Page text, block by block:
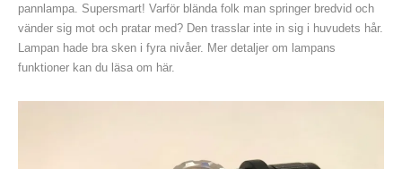
pannlampa. Supersmart! Varför blända folk man springer bredvid och
vänder sig mot och pratar med? Den trasslar inte in sig i huvudets hår.
Lampan hade bra sken i fyra nivåer. Mer detaljer om lampans
funktioner kan du läsa om här.